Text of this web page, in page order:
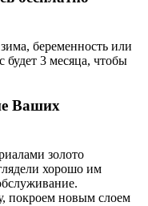
беременность или
3 месяца, чтобы
Ваших
золото
хорошо им
покроем новым слоем